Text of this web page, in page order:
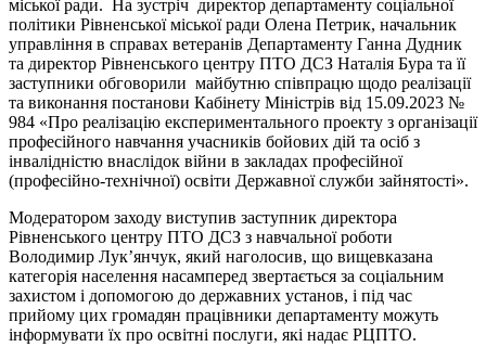
міської ради. На зустріч директор департаменту соціальної
політики Рівненської міської ради Олена Петрик, начальник
управління в справах ветеранів Департаменту Ганна Дудник
та директор Рівненського центру ПТО ДСЗ Наталія Бура та її
заступники обговорили майбутню співпрацю щодо реалізації
та виконання постанови Кабінету Міністрів від 15.09.2023 №
984 «Про реалізацію експериментального проекту з організації
професійного навчання учасників бойових дій та осіб з
інвалідністю внаслідок війни в закладах професійної
(професійно-технічної) освіти Державної служби зайнятості».
Модератором заходу виступив заступник директора
Рівненського центру ПТО ДСЗ з навчальної роботи
Володимир Лук’янчук, який наголосив, що вищевказана
категорія населення насамперед звертається за соціальним
захистом і допомогою до державних установ, і під час
прийому цих громадян працівники департаменту можуть
інформувати їх про освітні послуги, які надає РЦПТО.